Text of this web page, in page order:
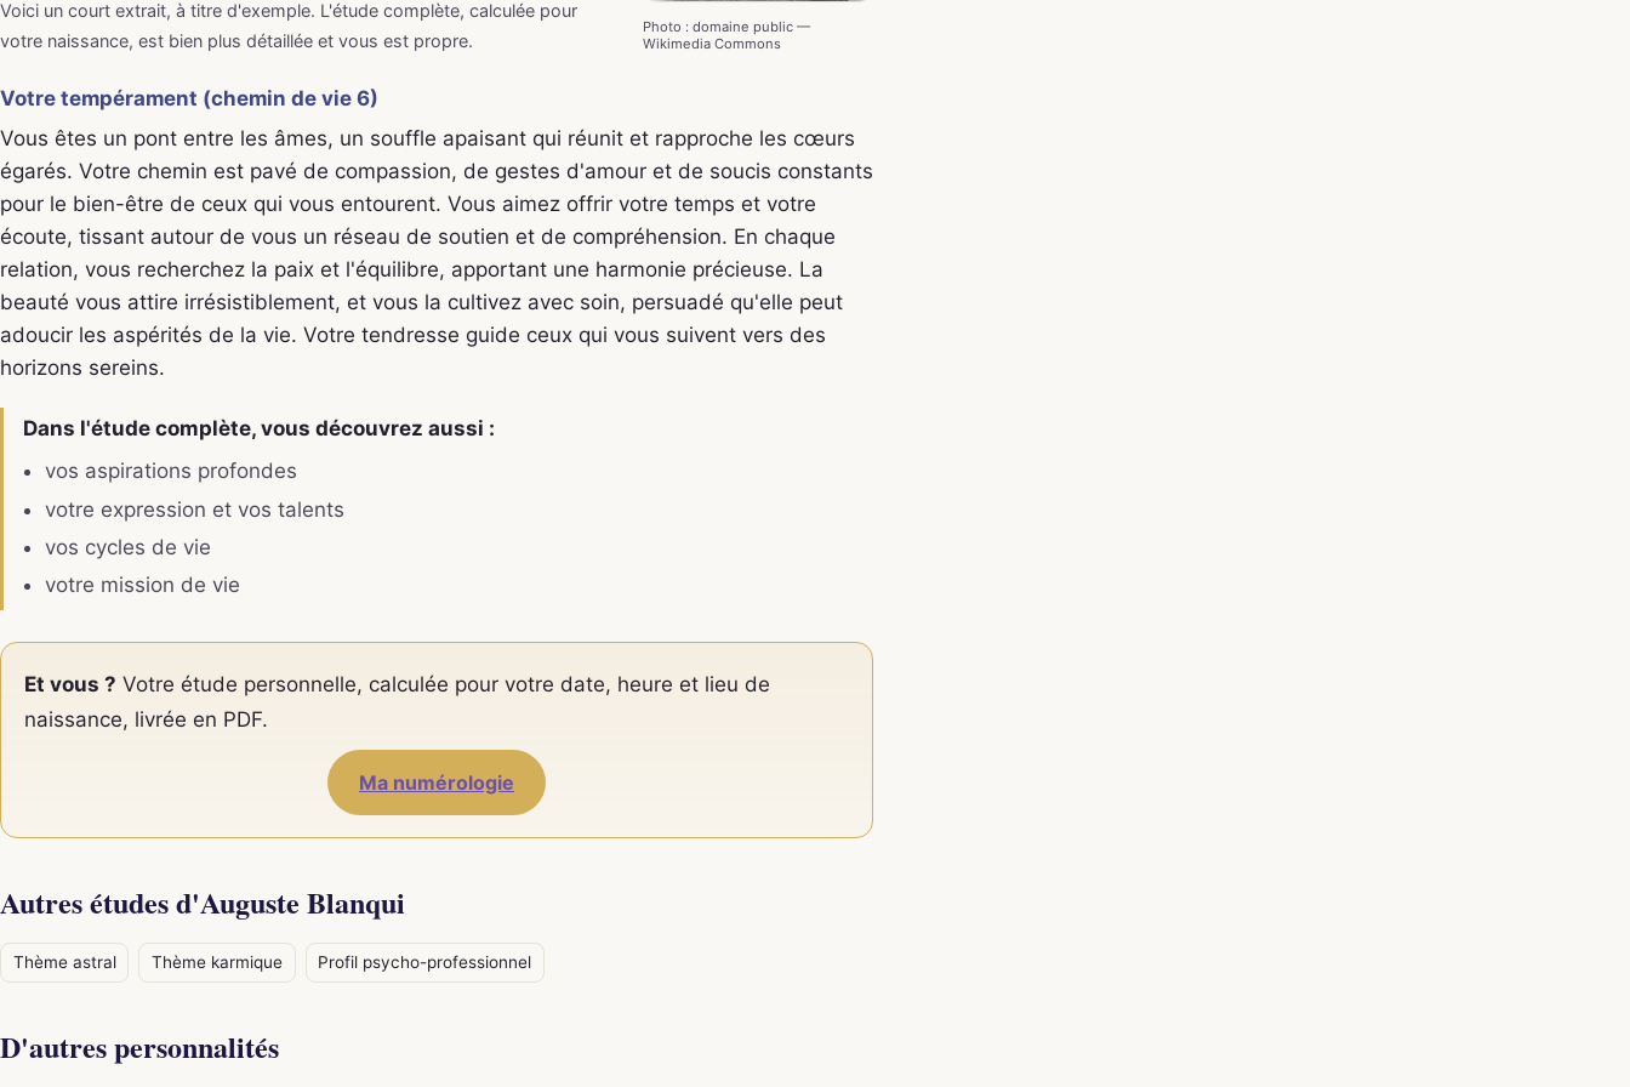
Photo : domaine public —
Wikimedia Commons
Voici un court extrait, à titre d'exemple. L'étude complète, calculée pour
votre naissance, est bien plus détaillée et vous est propre.
Votre tempérament (chemin de vie 6)
Vous êtes un pont entre les âmes, un souffle apaisant qui réunit et rapproche les cœurs
égarés. Votre chemin est pavé de compassion, de gestes d'amour et de soucis constants
pour le bien-être de ceux qui vous entourent. Vous aimez offrir votre temps et votre
écoute, tissant autour de vous un réseau de soutien et de compréhension. En chaque
relation, vous recherchez la paix et l'équilibre, apportant une harmonie précieuse. La
beauté vous attire irrésistiblement, et vous la cultivez avec soin, persuadé qu'elle peut
adoucir les aspérités de la vie. Votre tendresse guide ceux qui vous suivent vers des
horizons sereins.
Dans l'étude complète, vous découvrez aussi :
vos aspirations profondes
votre expression et vos talents
vos cycles de vie
votre mission de vie
Et vous ? Votre étude personnelle, calculée pour votre date, heure et lieu de
naissance, livrée en PDF.
Ma numérologie
Autres études d'Auguste Blanqui
Thème astral Thème karmique Profil psycho-professionnel
D'autres personnalités